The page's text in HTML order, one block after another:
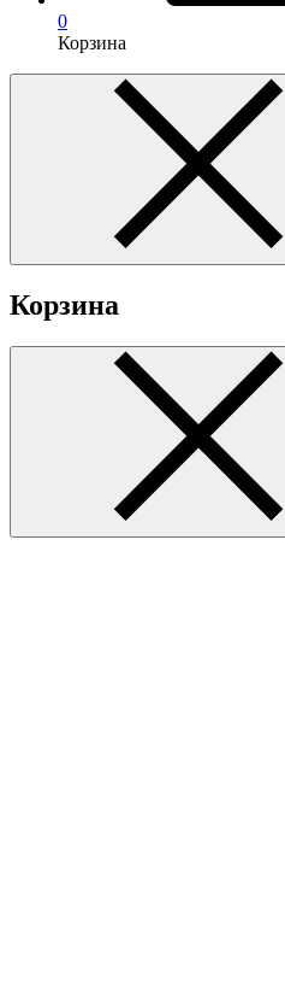
0
Корзина
Корзина